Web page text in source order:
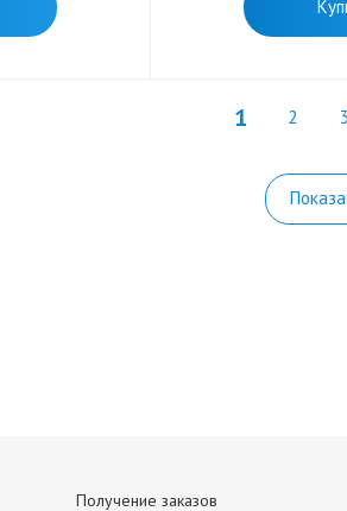
1 2 3
Получение заказов